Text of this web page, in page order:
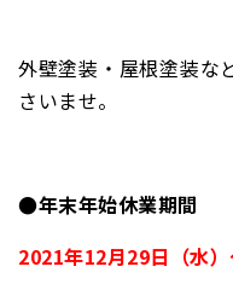
外壁塗装・屋根塗装な
さいませ。
●年末年始休業期間
2021年12月29日（水）